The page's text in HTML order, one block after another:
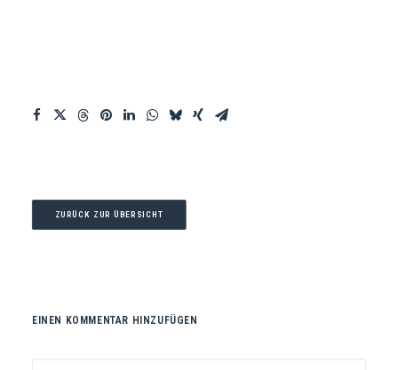
ZURÜCK ZUR ÜBERSICHT
EINEN KOMMENTAR HINZUFÜGEN